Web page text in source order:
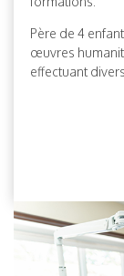
Père de 4
œuvres
effectuant